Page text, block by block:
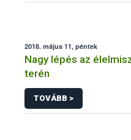
2018. május 11, péntek
Nagy lépés az
terén
TOVÁBB >